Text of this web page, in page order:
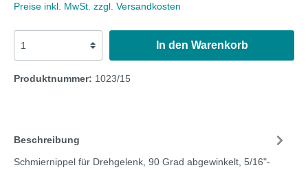
Preise inkl. MwSt. zzgl. Versandkosten
In den Warenkorb
Produktnummer: 1023/15
Beschreibung
Schmiernippel für Drehgelenk, 90 Grad abgewinkelt, 5/16"-